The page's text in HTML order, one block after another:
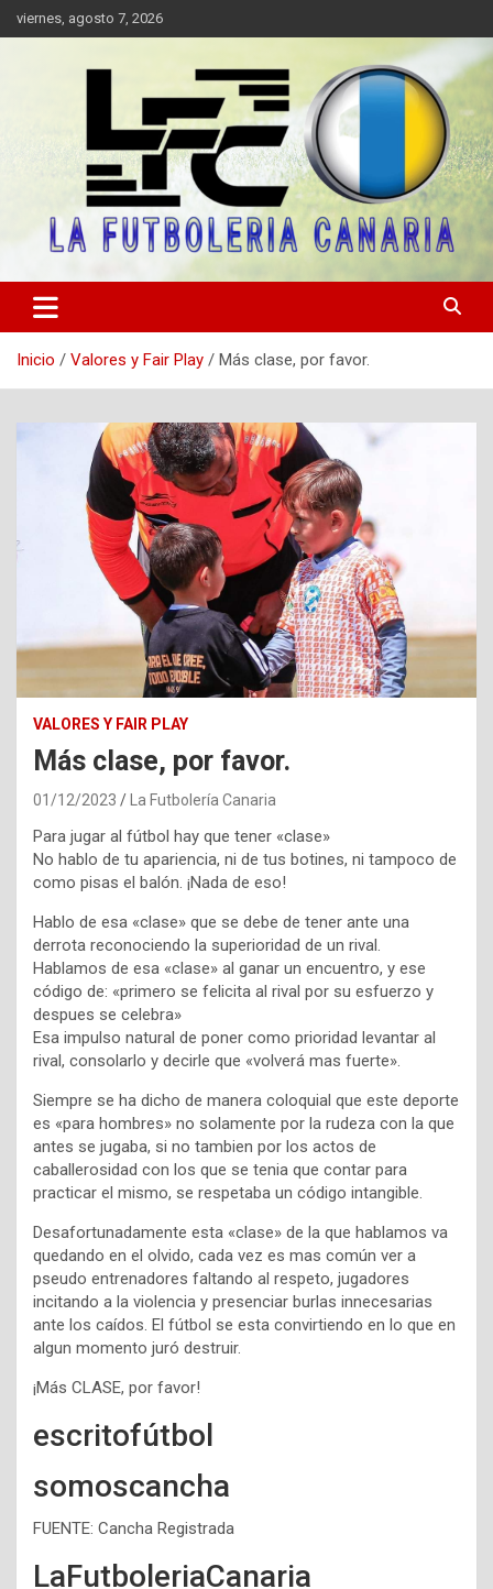
Saltar
al
viernes, agosto 7, 2026
LA FUTBOLERIA CANARIA
play.
Inicio Valores y Fair Play Más clase, por favor.
VALORES Y FAIR PLAY
Más clase, por favor.
01/12/2023 La Futbolería Canaria
Para jugar al fútbol hay que tener «clase»
No hablo de tu apariencia, ni de tus botines, ni tampoco de
como pisas el balón. ¡Nada de eso!
Hablo de esa «clase» que se debe de tener ante una
derrota reconociendo la superioridad de un rival.
Hablamos de esa «clase» al ganar un encuentro, y ese
código de: «primero se felicita al rival por su esfuerzo y
despues se celebra»
Esa impulso natural de poner como prioridad levantar al
rival, consolarlo y decirle que «volverá mas fuerte».
Siempre se ha dicho de manera coloquial que este deporte
es «para hombres» no solamente por la rudeza con la que
antes se jugaba, si no tambien por los actos de
caballerosidad con los que se tenia que contar para
practicar el mismo, se respetaba un código intangible.
Desafortunadamente esta «clase» de la que hablamos va
quedando en el olvido, cada vez es mas común ver a
pseudo entrenadores faltando al respeto, jugadores
incitando a la violencia y presenciar burlas innecesarias
ante los caídos. El fútbol se esta convirtiendo en lo que en
algun momento juró destruir.
¡Más CLASE, por favor!
escritofútbol
somoscancha
FUENTE: Cancha Registrada
LaFutboleriaCanaria